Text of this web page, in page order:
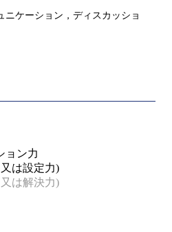
ニケーション，ディスカッショ
ョン力
は設定力)
は解決力)